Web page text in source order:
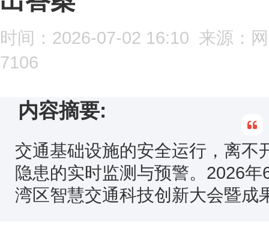
时间：2026-07-02 16:10 来源：
7106
内容摘要:
交通基础设施的安全运行，离不
隐患的实时监测与预警。2026
湾区智慧交通科技创新大会暨成